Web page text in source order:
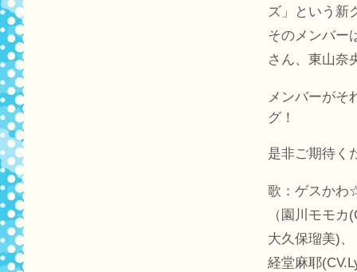
ズ」という新
そのメンバー
さん、東山奈
メンバーがそ
グ！
是非ご期待く
歌：ゲスかわ
（園川モモ
大久保瑠美)、
経堂麻耶